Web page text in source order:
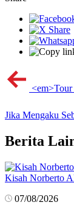
<em>Tour
Jika Mengaku
Berita
Kisah Norberto
07/08/2026